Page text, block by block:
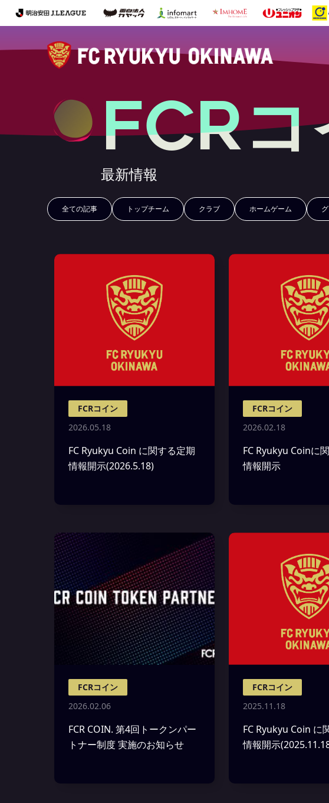
FCRコ
最新情報
全ての記事 トップチーム クラブ ホームゲーム
FCRコイン
2026.05.18
FC Ryukyu Coin に関する定期
情報開示(2026.5.18)
FCRコイン
2026.02.18
FC Ryukyu Coinに
情報開示
FCRコイン
2026.02.06
FCR COIN. 第4回トークンパー
トナー制度 実施のお知らせ
FCRコイン
2025.11.18
FC Ryukyu Coin に
情報開示